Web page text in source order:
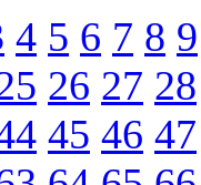
4 5 6 7 8 9
26 27 28
45 46 47